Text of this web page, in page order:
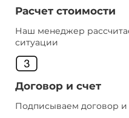
Расчет стоимости
Наш менеджер
ситуации
Договор и счет
Подписываем договор и